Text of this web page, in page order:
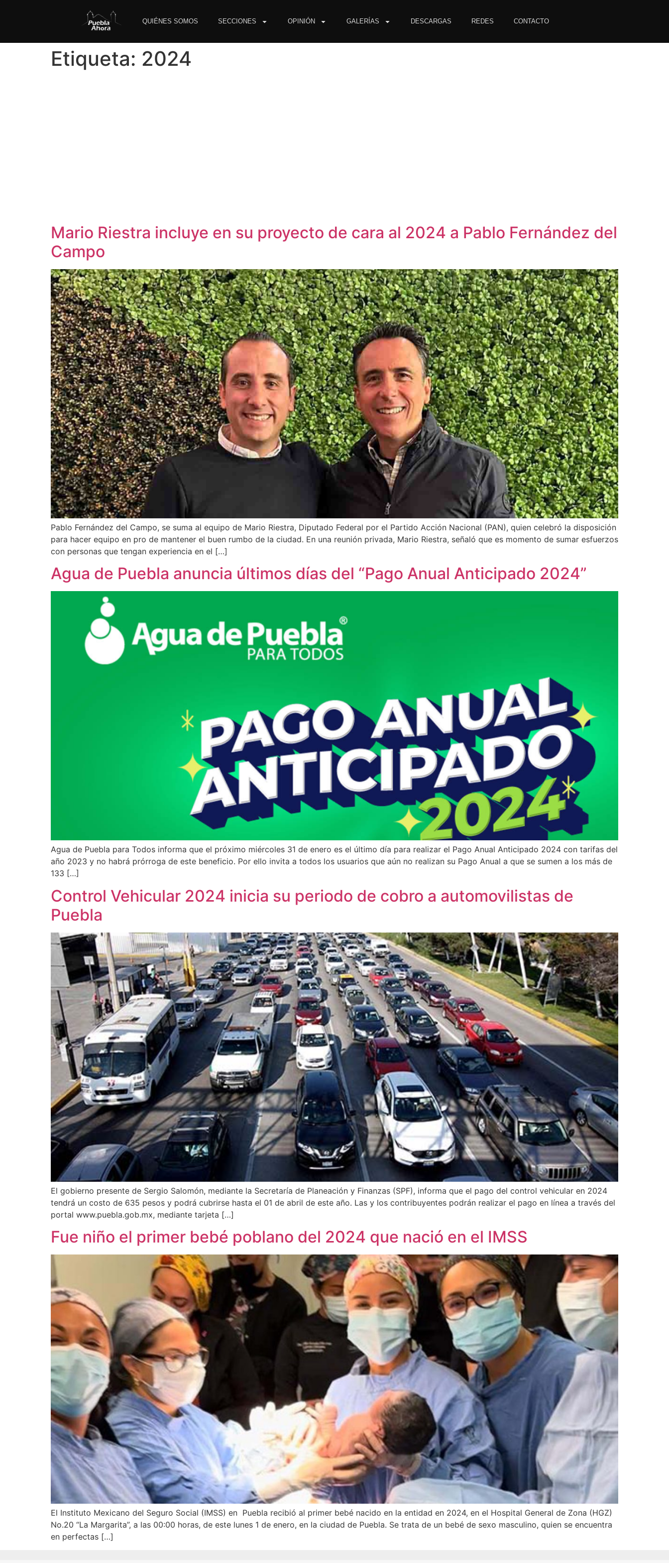
QUIÉNES SOMOS SECCIONES OPINIÓN GALERÍAS DESCARGAS REDES CONTACTO
Etiqueta: 2024
Mario Riestra incluye en su proyecto de cara al 2024 a Pablo Fernández del
Campo
Pablo Fernández del Campo, se suma al equipo de Mario Riestra, Diputado Federal por el Partido Acción Nacional (PAN), quien celebró la disposición
para hacer equipo en pro de mantener el buen rumbo de la ciudad. En una reunión privada, Mario Riestra, señaló que es momento de sumar esfuerzos
con personas que tengan experiencia en el […]
Agua de Puebla anuncia últimos días del “Pago Anual Anticipado 2024”
Agua de Puebla para Todos informa que el próximo miércoles 31 de enero es el último día para realizar el Pago Anual Anticipado 2024 con tarifas del
año 2023 y no habrá prórroga de este beneficio. Por ello invita a todos los usuarios que aún no realizan su Pago Anual a que se sumen a los más de
133 […]
Control Vehicular 2024 inicia su periodo de cobro a automovilistas de
Puebla
El gobierno presente de Sergio Salomón, mediante la Secretaría de Planeación y Finanzas (SPF), informa que el pago del control vehicular en 2024
tendrá un costo de 635 pesos y podrá cubrirse hasta el 01 de abril de este año. Las y los contribuyentes podrán realizar el pago en línea a través del
portal www.puebla.gob.mx, mediante tarjeta […]
Fue niño el primer bebé poblano del 2024 que nació en el IMSS
El Instituto Mexicano del Seguro Social (IMSS) en Puebla recibió al primer bebé nacido en la entidad en 2024, en el Hospital General de Zona (HGZ)
No.20 “La Margarita”, a las 00:00 horas, de este lunes 1 de enero, en la ciudad de Puebla. Se trata de un bebé de sexo masculino, quien se encuentra
en perfectas […]